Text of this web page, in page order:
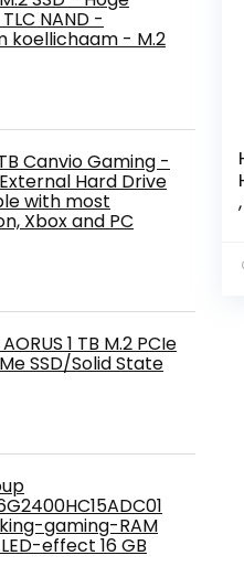
NAND -
koellichaam - M.2
Canvio Gaming -
Hard Drive
with most
Xbox and PC
1 TB M.2 PCIe
SSD/Solid State
gaming-RAM
effect 16 GB